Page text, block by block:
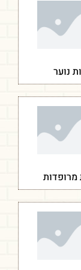
נוער
מרופדות